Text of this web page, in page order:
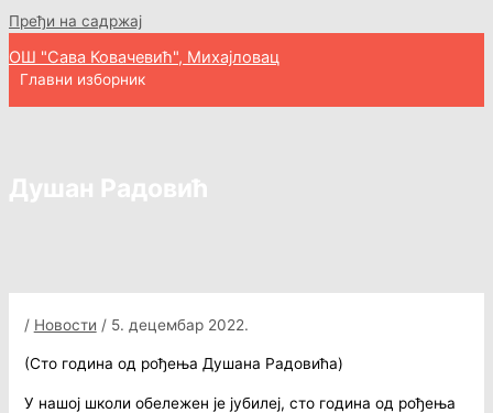
Пређи на садржај
ОШ "Сава Ковачевић", Михајловац
Главни изборник
Душан Радовић
/ Новости / 5. децембар 2022.
(Сто година од рођења Душана Радовића)
У нашој школи обележен је јубилеј, сто година од рођења